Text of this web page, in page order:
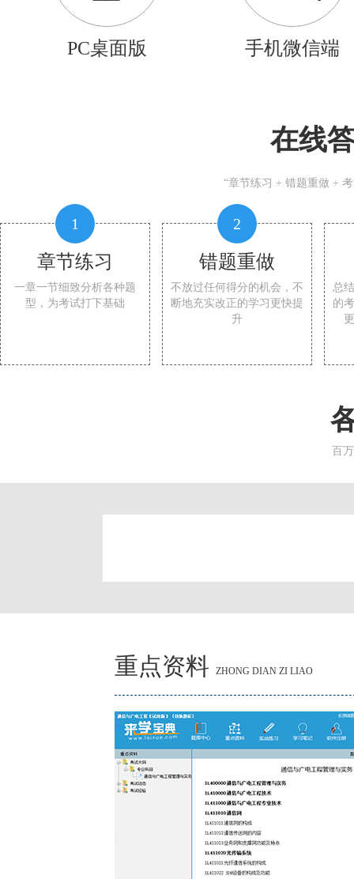
PC桌面版 手机微信端
在线
“章节练习 + 错题重做 +
1
章节练习
一章一节细致分析各种题
型，为考试打下基础
2
错题重做
不放过任何得分的机会，不
断地充实改正的学习更快提
升
总
的
百
重点资料 ZHONG DIAN ZI LIAO